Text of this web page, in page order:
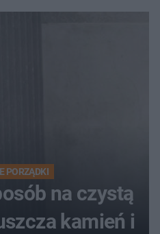
PORZĄDKI
na czystą
kamień i